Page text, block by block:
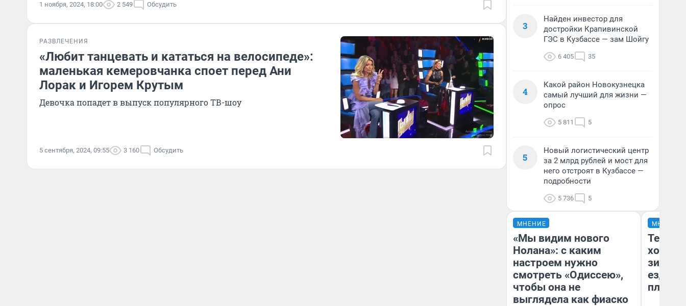
1 ноября, 2024, 18:00 2 549 Обсудить
РАЗВЛЕЧЕНИЯ
«Любит танцевать и кататься на велосипеде»:
маленькая кемеровчанка споет перед Ани
Лорак и Игорем Крутым
Девочка попадет в выпуск популярного ТВ-шоу
5 сентября, 2024, 09:55 3 160 Обсудить
3
Найден инвестор для
достройки Крапивинской
ГЭС в Кузбассе — зам Шойгу
6 405 35
4
Какой район Новокузнецка
самый лучший для жизни —
опрос
5 811 5
5
Новый логистический центр
за 2 млрд рублей и мост для
него отстроят в Кузбассе —
подробности
5 736 5
МНЕНИЕ
«Мы видим нового
Нолана»: с каким
настроем нужно
смотреть «Одиссею»,
чтобы она не
выглядела как фиаско
МНЕНИЕ
Тепло
зимой.
ездит
плюсы